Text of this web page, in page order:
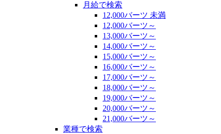
月給で検索
12,000バーツ 未満
12,000バーツ～
13,000バーツ～
14,000バーツ～
15,000バーツ～
16,000バーツ～
17,000バーツ～
18,000バーツ～
19,000バーツ～
20,000バーツ～
21,000バーツ～
業種で検索